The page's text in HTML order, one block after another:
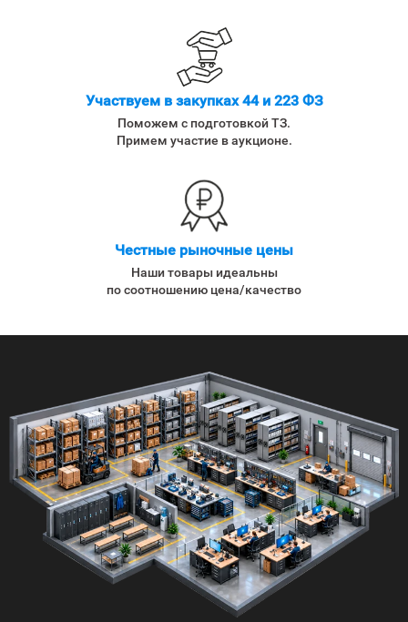
Участвуем в закупках 44 и 223 ФЗ
Поможем с подготовкой ТЗ.
Примем участие в аукционе.
Честные рыночные цены
Наши товары идеальны
по соотношению цена/качество